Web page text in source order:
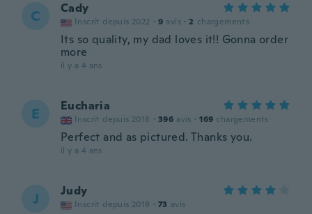
C Cady
Inscrit depuis 2022 · 9 avis · 2 chargements
Its so quality, my dad loves it!! Gonna order
more
il y a 4 ans
E Eucharia
Inscrit depuis 2018 · 396 avis · 169 chargements
Perfect and as pictured. Thanks you.
il y a 4 ans
J Judy
Inscrit depuis 2019 · 73 avis